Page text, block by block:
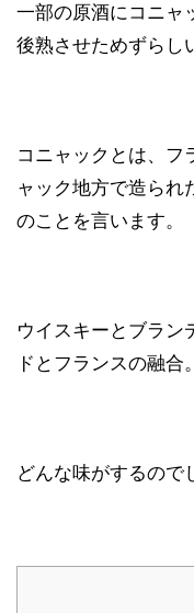
一部の原酒にコニャ
後熟させためずらし
コニャックとは、フ
ャック地方で造られ
のことを言います。
ウイスキーとブラン
ドとフランスの融合。
どんな味がするので